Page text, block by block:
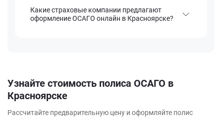
Какие страховые компании предлагают
оформление ОСАГО онлайн в Красноярске?
Узнайте стоимость полиса ОСАГО в
Красноярске
Рассчитайте предварительную цену и оформляйте полис